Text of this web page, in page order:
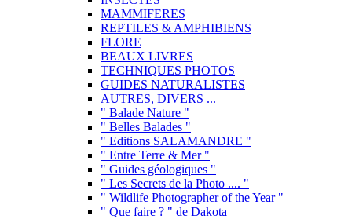
MAMMIFERES
REPTILES & AMPHIBIENS
FLORE
BEAUX LIVRES
TECHNIQUES PHOTOS
GUIDES NATURALISTES
AUTRES, DIVERS ...
" Balade Nature "
" Belles Balades "
" Editions SALAMANDRE "
" Entre Terre & Mer "
" Guides géologiques "
" Les Secrets de la Photo .... "
" Wildlife Photographer of the Year "
" Que faire ? " de Dakota